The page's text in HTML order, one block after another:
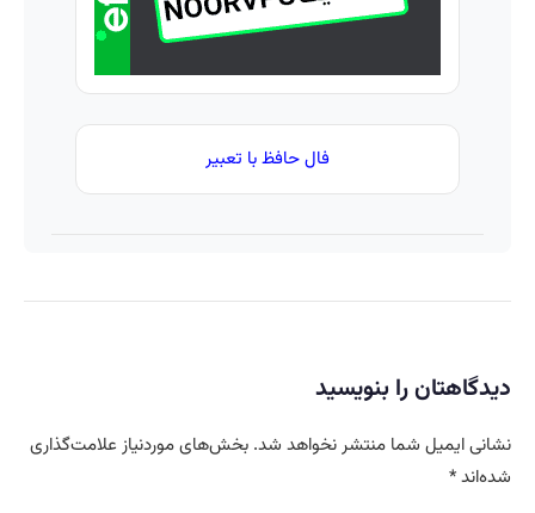
فال حافظ با تعبیر
دیدگاهتان را بنویسید
نشانی ایمیل شما منتشر نخواهد شد. بخش‌های موردنیاز علامت‌گذاری
شده‌اند*